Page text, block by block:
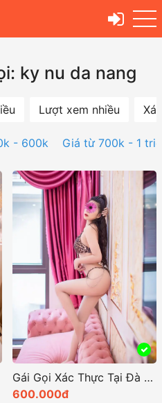
ky nu da nang
Lượt xem nhiều
- 600k Giá từ 700k - 1
Gái Gọi Xác Thực Tại Đà Nẵng: Trải Nghiệm Đặc Biệt Không Thể Bỏ Lỡ!
600.000đ